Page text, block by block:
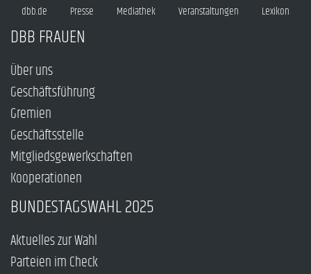
dbb.de Presse Mediathek Veranstaltungen Lexikon
DBB FRAUEN
Über uns
Geschäftsführung
Gremien
Geschäftsstelle
Mitgliedsgewerkschaften
Kooperationen
BUNDESTAGSWAHL 2025
Aktuelles zur Wahl
Parteien im Check